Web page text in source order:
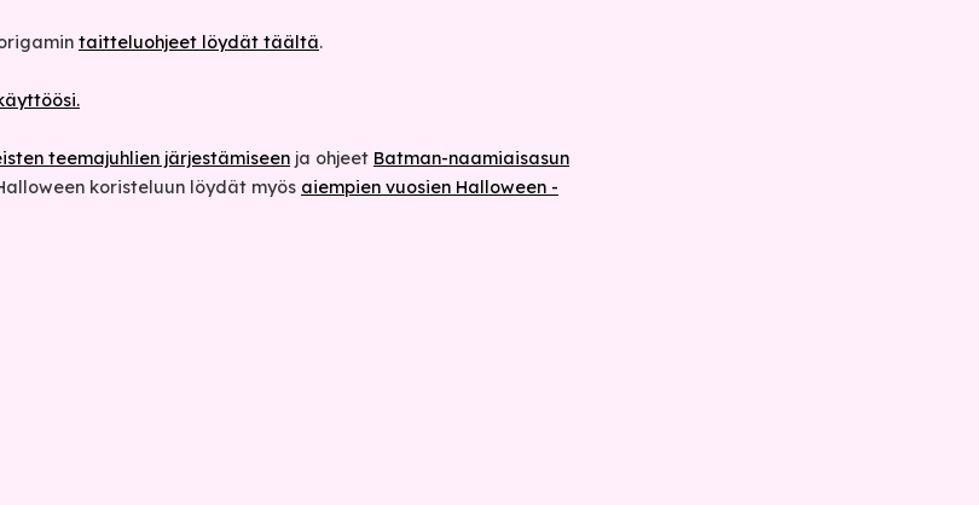
taitteluohjeet löydät täältä.
teemajuhlien järjestämiseen ja ohjeet Batman-naamiaisasun
koristeluun löydät myös aiempien vuosien Halloween -